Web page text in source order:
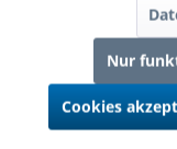
Infos zum Hersteller
Folgende Infos
Kunden kauften
Nur
Cookies